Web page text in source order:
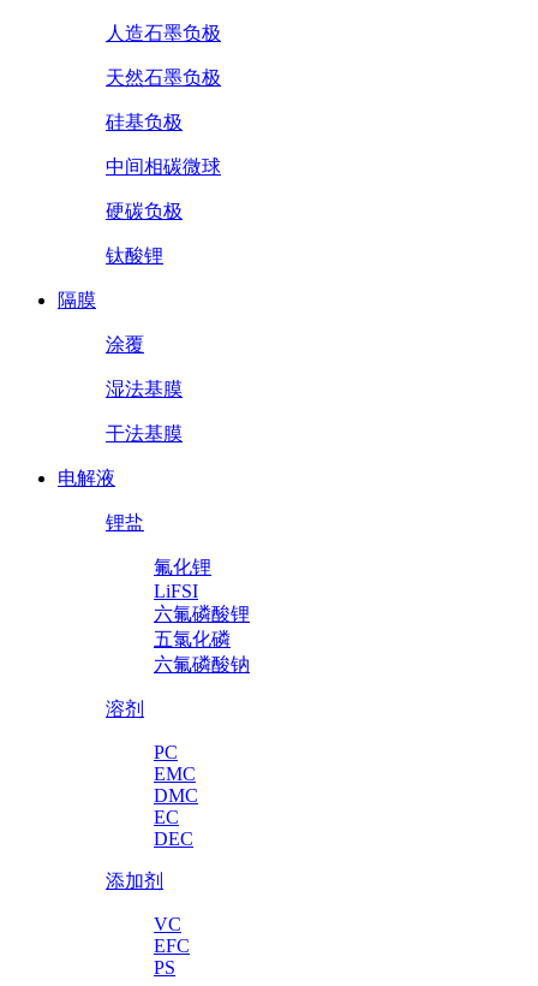
人造石墨负极
天然石墨负极
硅基负极
中间相碳微球
硬碳负极
钛酸锂
隔膜
涂覆
湿法基膜
干法基膜
电解液
锂盐
氟化锂
LiFSI
六氟磷酸锂
五氯化磷
六氟磷酸钠
溶剂
PC
EMC
DMC
EC
DEC
添加剂
VC
EFC
PS